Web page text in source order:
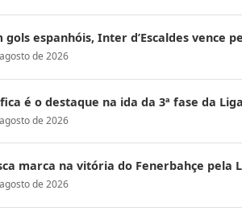
gols espanhóis, Inter d’Escaldes vence
de 2026
é o destaque na ida da 3ª fase da
de 2026
marca na vitória do Fenerbahçe pela
de 2026